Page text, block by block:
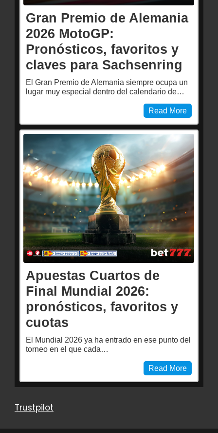
Gran Premio de Alemania
2026 MotoGP:
Pronósticos, favoritos y
claves para Sachsenring
El Gran Premio de Alemania siempre ocupa un
lugar muy especial dentro del calendario de…
Read More
Apuestas Cuartos de
Final Mundial 2026:
pronósticos, favoritos y
cuotas
El Mundial 2026 ya ha entrado en ese punto del
torneo en el que cada…
Read More
Trustpilot